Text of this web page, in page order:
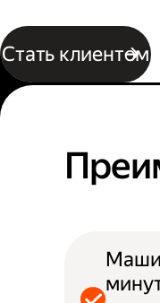
Стать клиентом